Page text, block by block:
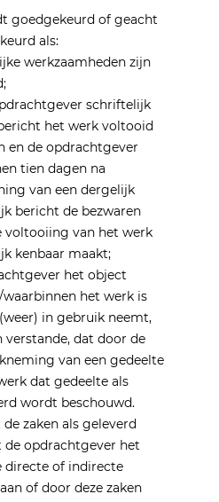
goedgekeurd of geacht
als:
werkzaamheden zijn
schriftelijk
het werk voltooid
en de opdrachtgever
tien dagen na
van een dergelijk
bericht de bezwaren
voltooiing van het werk
kenbaar maakt;
het object
waarbinnen het werk is
in gebruik neemt,
verstande, dat door de
van een gedeelte
dat gedeelte als
wordt beschouwd.
zaken als geleverd
de opdrachtgever het
directe of indirecte
of door deze zaken